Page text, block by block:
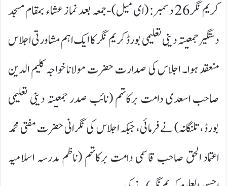
کریم نگر26 دسمبر: (ای میل)-جمعہ بعد نماز عشاء بمقام مسجد
دستگیر جمعیتہ دینی تعلیمی بورڈ کریم نگر کا ایک اہم مشاورتی اجلاس
منعقد ہوا۔ اجلاس کی صدارت حضرت مولانا خواجہ کلیم الدین
صاحب اسعدی دامت برکاتہم (نائب صدر جمعیتہ دینی تعلیمی
بورڈ، تلنگانہ) نے فرمائی، جبکہ اجلاس کی نگرانی حضرت مفتی محمد
اعتماد الحق صاحب قاسمی دامت برکاتہم (ناظم مدرسہ اسلامیہ